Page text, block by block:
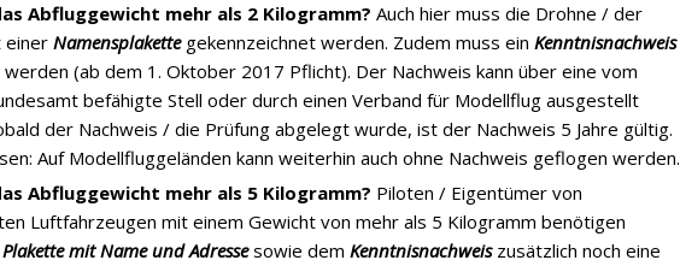
Abfluggewicht mehr als 2 Kilogramm? Auch hier muss die Drohne / der
einer Namensplakettegekennzeichnet werden. Zudem muss ein Kenntnisnachweis
(ab dem 1. Oktober 2017 Pflicht). Der Nachweis kann über eine vom
befähigte Stell oder durch einen Verband für Modellflug ausgestellt
der Nachweis / die Prüfung abgelegt wurde, ist der Nachweis 5 Jahre gültig.
Auf Modellfluggeländen kann weiterhin auch ohne Nachweis geflogen werden.
Abfluggewicht mehr als 5 Kilogramm? Piloten / Eigentümer von
Luftfahrzeugen mit einem Gewicht von mehr als 5 Kilogramm benötigen
Plakette mit Name und Adressesowie dem Kenntnisnachweiszusätzlich noch eine